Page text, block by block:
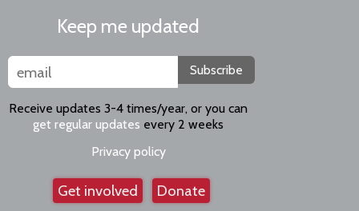
Keep me updated
Subscribe
Receive updates 3-4 times/year, or you can
get regular updates every 2 weeks
Privacy policy
Get involved Donate